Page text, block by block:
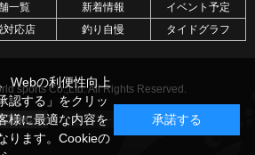
一覧 新着情報
イベント予定
対応店 釣り自慢
タイドグラフ
sports Co.,Ltd. All Rights Reserved.
Webの利便性向上
認する」をクリッ
様に最適な内容を
ります。Cookieの
承諾する